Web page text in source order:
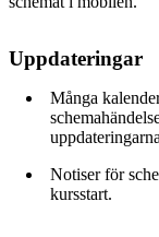
Uppdateringar
Många
Notiser för
kursstart.